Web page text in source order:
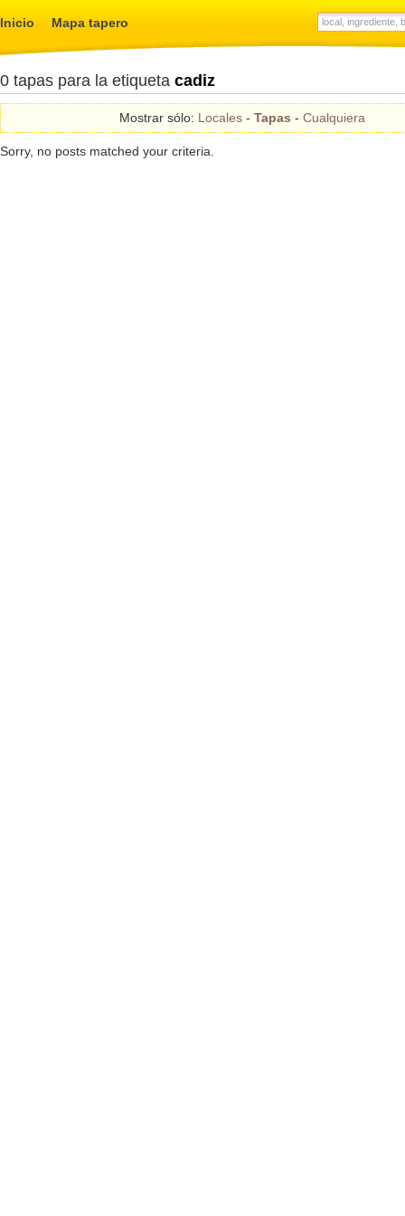
Inicio Mapa tapero
0 tapas para la etiqueta cadiz
Mostrar sólo: Locales- Tapas - Cualquiera
Sorry, no posts matched your criteria.